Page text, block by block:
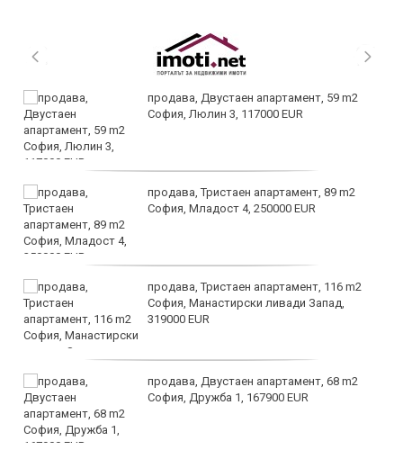
продава, Двустаен апартамент, 59 m2
София, Люлин 3, 117000 EUR
продава, Тристаен апартамент, 89 m2
София, Младост 4, 250000 EUR
продава, Тристаен апартамент, 116 m2
София, Манастирски ливади Запад,
319000 EUR
продава, Двустаен апартамент, 68 m2
София, Дружба 1, 167900 EUR